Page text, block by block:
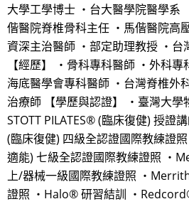
大學工學博士 ・台大醫學院醫學系
偕醫院脊椎骨科主任 ・馬偕醫院高
資深主治醫師 ・部定助理教授 ・台
【經歷】 ・骨科專科醫師 ・外科
海底醫學會專科醫師 ・台灣脊椎外
治療師 【學歷與認證】 ・臺灣大學
STOTT PILATES® (臨床復健) 授證
(臨床復健) 四級全認證國際教練證
適能) 七級全認證國際教練證照 ・
上/器械一級國際教練證照 ・
證照 ・Halo® 研習結訓 ・